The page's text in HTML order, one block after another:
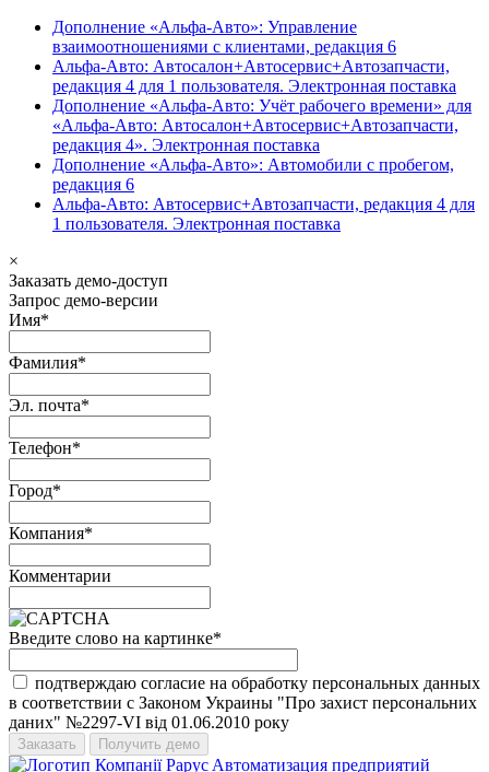
Дополнение «Альфа-Авто»: Управление
взаимоотношениями с клиентами, редакция 6
Альфа-Авто: Автосалон+Автосервис+Автозапчасти,
редакция 4 для 1 пользователя. Электронная поставка
Дополнение «Альфа-Авто: Учёт рабочего времени» для
«Альфа-Авто: Автосалон+Автосервис+Автозапчасти,
редакция 4». Электронная поставка
Дополнение «Альфа-Авто»: Автомобили с пробегом,
редакция 6
Альфа-Авто: Автосервис+Автозапчасти, редакция 4 для
1 пользователя. Электронная поставка
×
Заказать демо-доступ
Запрос демо-версии
Имя*
Фамилия*
Эл. почта*
Телефон*
Город*
Компания*
Комментарии
Введите слово на картинке*
подтверждаю согласие на обработку персональных данных
в соответствии с Законом Украины "Про захист персональних
даних" №2297-VI від 01.06.2010 року
Aвтоматизация предприятий